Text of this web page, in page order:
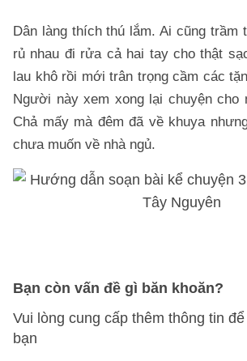
Dân làng thích thú lắm. Ai cũng trầm
rủ nhau đi rửa cả hai tay cho thật
lau khô rồi mới trân trọng cầm các
Người này xem xong lại chuyện cho
Chả mấy mà đêm đã về khuya
chưa muốn về nhà ngủ.
Bạn còn vấn đề gì băn khoăn?
Vui lòng cung cấp thêm thông tin
bạn